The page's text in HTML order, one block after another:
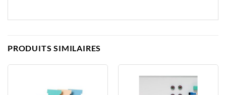
PRODUITS SIMILAIRES